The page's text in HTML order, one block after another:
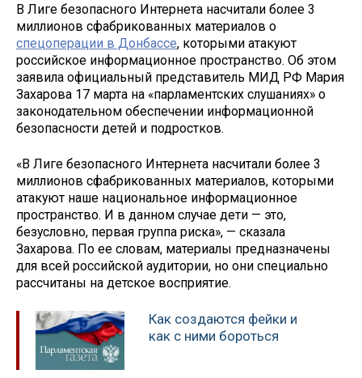
В Лиге безопасного Интернета насчитали более 3
миллионов сфабрикованных материалов о
спецоперации в Донбассе, которыми атакуют
российское информационное пространство. Об этом
заявила официальный представитель МИД РФ Мария
Захарова 17 марта на «парламентских слушаниях» о
законодательном обеспечении информационной
безопасности детей и подростков.
«В Лиге безопасного Интернета насчитали более 3
миллионов сфабрикованных материалов, которыми
атакуют наше национальное информационное
пространство. И в данном случае дети — это,
безусловно, первая группа риска», — сказала
Захарова. По ее словам, материалы предназначены
для всей российской аудитории, но они специально
рассчитаны на детское восприятие.
Как создаются фейки и
как с ними бороться